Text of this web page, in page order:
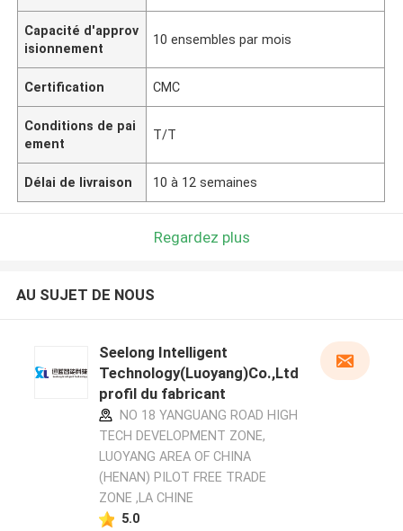
Capacité d'approv
isionnement
10 ensembles par mois
Certification CMC
Conditions de pai
ement
T/T
Délai de livraison 10 à 12 semaines
Regardez plus
AU SUJET DE NOUS
Seelong Intelligent
Technology(Luoyang)Co.,Ltd
profil du fabricant
NO 18 YANGUANG ROAD HIGH
TECH DEVELOPMENT ZONE,
LUOYANG AREA OF CHINA
(HENAN) PILOT FREE TRADE
ZONE ,LA CHINE
5.0